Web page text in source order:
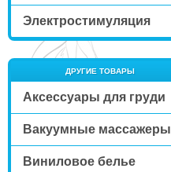
Электростимуляция
ДРУГИЕ ТОВАРЫ
Аксессуары для груди
Вакуумные массажеры
Виниловое белье